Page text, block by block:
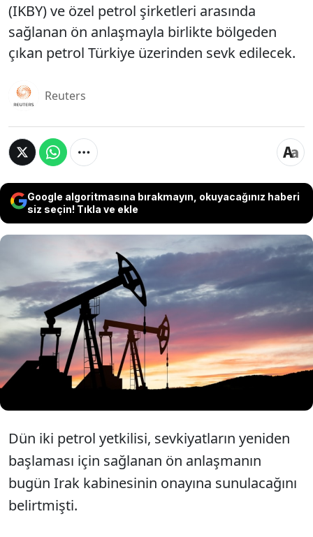
(IKBY) ve özel petrol şirketleri arasında
sağlanan ön anlaşmayla birlikte bölgeden
çıkan petrol Türkiye üzerinden sevk edilecek.
Reuters
Google algoritmasına bırakmayın, okuyacağınız haberi
siz seçin! Tıkla ve ekle
Irak hükümeti, Irak Kürt Bölgesel Yönetimi
(IKBY) ve özel petrol şirketleri arasında
sağlanan ön anlaşmayla birlikte bölgeden
çıkan petrol Türkiye üzerinden sevk
edilecek.
Dün iki petrol yetkilisi, sevkiyatların yeniden
başlaması için sağlanan ön anlaşmanın
bugün Irak kabinesinin onayına sunulacağını
belirtmişti.